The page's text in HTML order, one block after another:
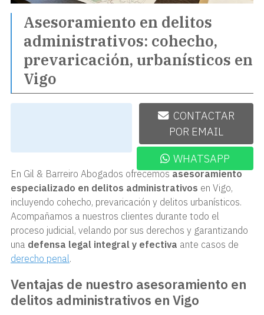
Asesoramiento en delitos
administrativos: cohecho,
prevaricación, urbanísticos en
Vigo
986 220 322
CONTACTAR
POR EMAIL
WHATSAPP
En Gil & Barreiro Abogados ofrecemosasesoramiento
especializado en delitos administrativos en Vigo,
incluyendo cohecho, prevaricación y delitos urbanísticos.
Acompañamos a nuestros clientes durante todo el
proceso judicial, velando por sus derechos y garantizando
una defensa legal integral y efectiva ante casos de
derecho penal.
Ventajas de nuestro asesoramiento en
delitos administrativos en Vigo